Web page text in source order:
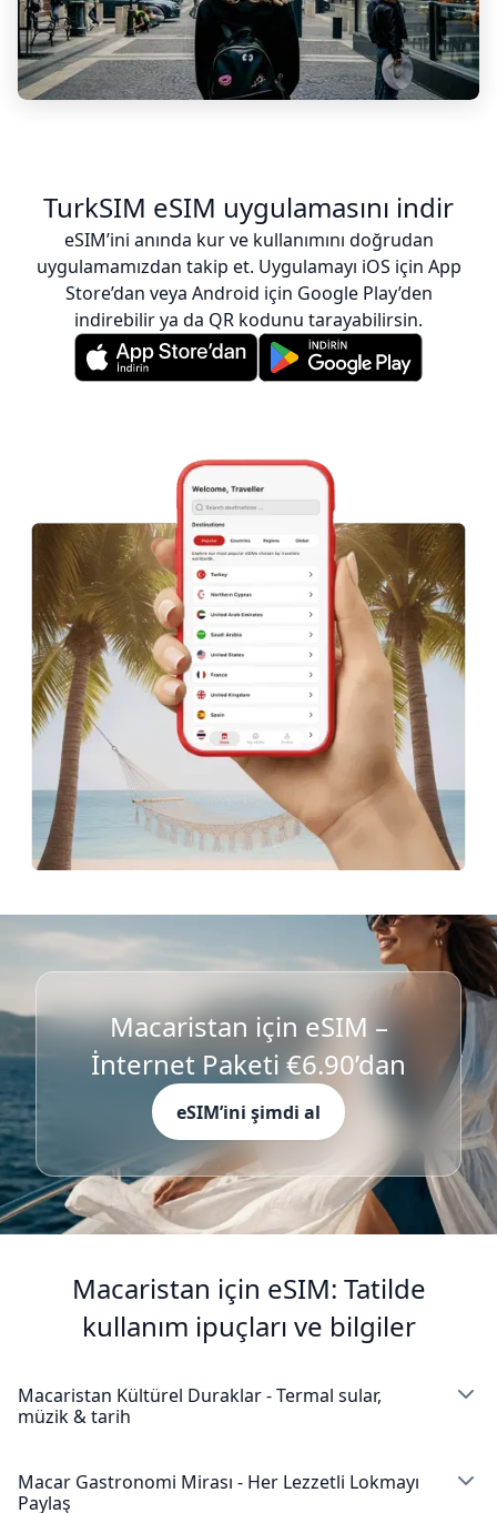
TurkSIM eSIM uygulamasını indir
eSIM’ini anında kur ve kullanımını doğrudan
uygulamamızdan takip et. Uygulamayı iOS için App
Store’dan veya Android için Google Play’den
indirebilir ya da QR kodunu tarayabilirsin.
Macaristan için eSIM –
İnternet Paketi €6.90’dan
eSIM’ini şimdi al
Macaristan için eSIM: Tatilde
kullanım ipuçları ve bilgiler
Macaristan Kültürel Duraklar - Termal sular,
müzik & tarih
mimarisiyle ziyaretçileri büyülüyor ve Macaristan
eSIM'in yardımıyla heybetli Parlamento Binası'ndan
Macar Gastronomi Mirası - Her Lezzetli Lokmayı
Paylaş